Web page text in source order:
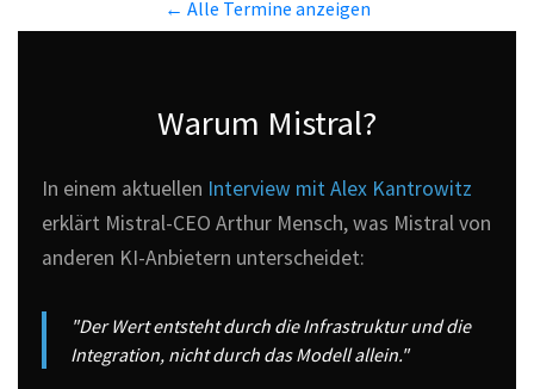
← Alle Termine anzeigen
Warum Mistral?
In einem aktuellen Interview mit Alex Kantrowitz
erklärt Mistral-CEO Arthur Mensch, was Mistral von
anderen KI-Anbietern unterscheidet:
"Der Wert entsteht durch die Infrastruktur und die
Integration, nicht durch das Modell allein."